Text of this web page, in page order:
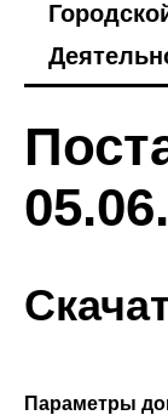
Параметры